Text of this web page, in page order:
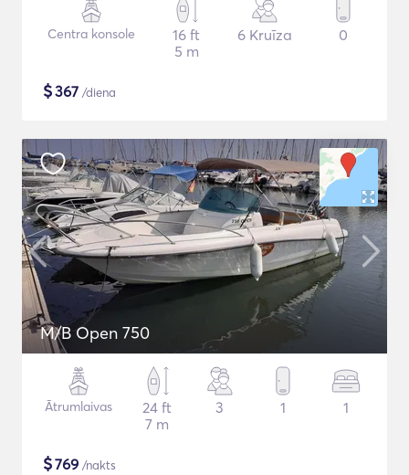
Centra konsole
16 ft
5 m
6 Kruīza 0
$367 /diena
M/B Open 750
Ātrumlaivas
24 ft
7 m
3 1 1
$769 /nakts